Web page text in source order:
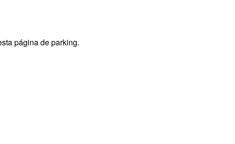
página de parking.